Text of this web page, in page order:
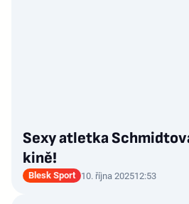
Sexy atletka
kině!
Blesk Sport 10. října 202512:53